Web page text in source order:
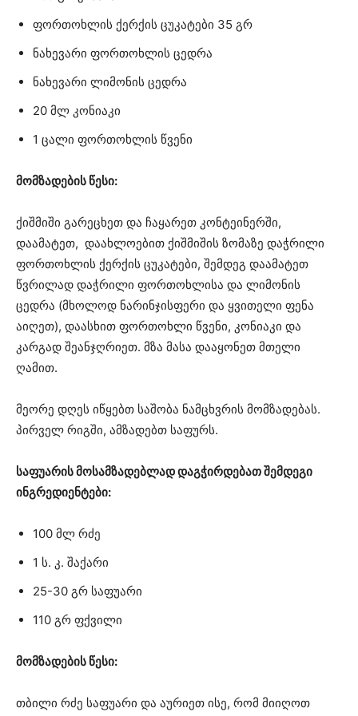
ფორთოხლის ქერქის ცუკატები 35 გრ
ნახევარი ფორთოხლის ცედრა
ნახევარი ლიმონის ცედრა
20 მლ კონიაკი
1 ცალი ფორთოხლის წვენი
მომზადების წესი:
ქიშმიში გარეცხეთ და ჩაყარეთ კონტეინერში,
დაამატეთ, დაახლოებით ქიშმიშის ზომაზე დაჭრილი
ფორთოხლის ქერქის ცუკატები, შემდეგ დაამატეთ
წვრილად დაჭრილი ფორთოხლისა და ლიმონის
ცედრა (მხოლოდ ნარინჯისფერი და ყვითელი ფენა
აიღეთ), დაასხით ფორთოხლი წვენი, კონიაკი და
კარგად შეანჯღრიეთ. მზა მასა დააყონეთ მთელი
ღამით.
მეორე დღეს იწყებთ საშობა ნამცხვრის მომზადებას.
პირველ რიგში, ამზადებთ საფურს.
საფუარის მოსამზადებლად დაგჭირდებათ შემდეგი
ინგრედიენტები:
100 მლ რძე
1 ს. კ. შაქარი
25-30 გრ საფუარი
110 გრ ფქვილი
მომზადების წესი:
თბილი რძე საფუარი და აურიეთ ისე, რომ მიიღოთ